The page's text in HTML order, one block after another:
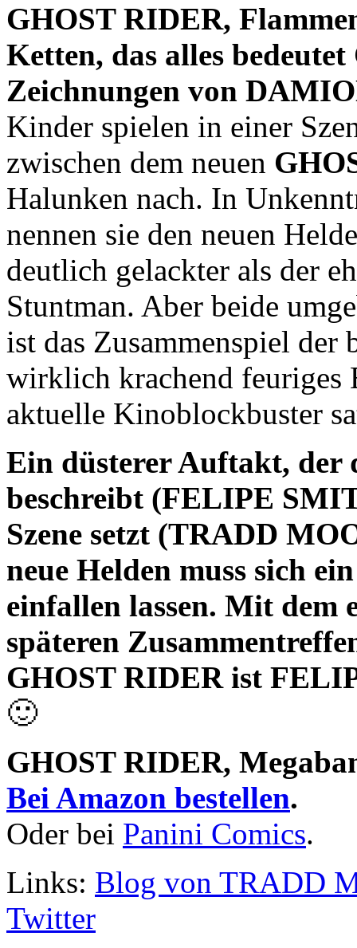
GHOST RIDER,
Ketten, das alles
Zeichnungen von
Kinder spielen in einer
zwischen dem neuen
Halunken nach. In
nennen sie den neuen
deutlich gelackter als der
Stuntman. Aber beide
ist das Zusammenspiel der
wirklich krachend feuriges
aktuelle Kinoblockbuster
Ein düsterer Auftakt, der
beschreibt (FELIPE
Szene setzt (TRADD
neue Helden muss sich
einfallen lassen. Mit dem
späteren
GHOST RIDER ist
🙂
GHOST RIDER,
Bei Amazon bestellen.
Oder bei Panini Comics.
Links: Blog von TRADD
Twitter